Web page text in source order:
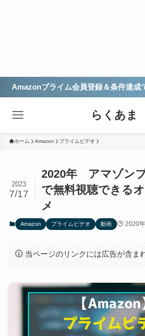
Amazonプライム会員登録＆条件達成
らくあま
ホーム Amazon プライムビデオ
2020年 アマゾン
で無料視聴できる
メ
2023
7/17
Amazon プライムビデオ 動画 2020
当ページのリンクには広告が含ま